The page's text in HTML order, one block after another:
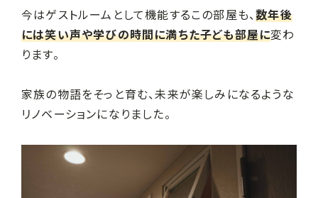
今はゲストルームとして機能するこの部屋も、数年後
には笑い声や学びの時間に満ちた子ども部屋に変わ
ります。
家族の物語をそっと育む、未来が楽しみになるような
リノベーションになりました。